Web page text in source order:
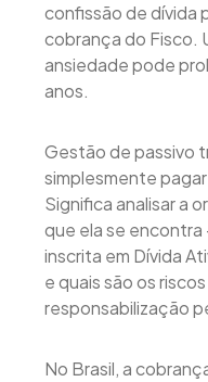
confissão de dívida
cobrança do Fisco.
ansiedade pode
anos.
Gestão de passivo
simplesmente
Significa analisar a
que ela se
inscrita em Dívida
e quais são os
responsabilização
No Brasil, a